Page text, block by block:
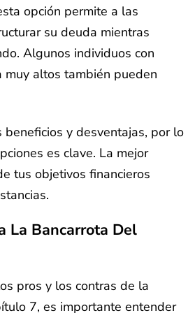
opción permite a las
su deuda mientras
Algunos individuos con
muy altos también pueden
beneficios y desventajas, por lo
es clave. La mejor
tus objetivos financieros
La Bancarrota Del
pros y los contras de la
7, es importante entender